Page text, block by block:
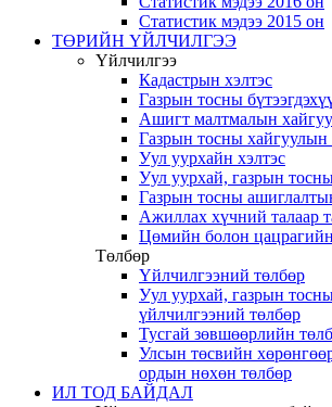
Статистик мэдээ 2015 он
ТӨРИЙН ҮЙЛЧИЛГЭЭ
Үйлчилгээ
Кадастрын хэлтэс
Газрын тосны
Ашигт малтмалын
Газрын тосны хайгуулын
Уул уурхайн хэлтэс
Уул уурхай, газрын
Газрын тосны
Ажиллах хүчний талаар
Цөмийн болон
Төлбөр
Үйлчилгээний төлбөр
Уул уурхай, газрын
үйлчилгээний төлбөр
Тусгай зөвшөөрлийн
Улсын төсвийн
ордын нөхөн төлбөр
ИЛ ТОД БАЙДАЛ